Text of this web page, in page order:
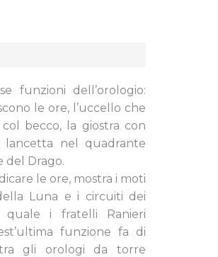
funzioni dell’orologio:
le ore, l’uccello che
becco, la giostra con
lancetta nel quadrante
del Drago.
le ore, mostra i moti
Luna e i circuiti dei
i fratelli Ranieri
funzione fa di
gli orologi da torre